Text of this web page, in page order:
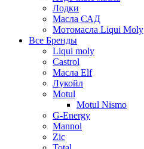
Лодки
Масла САД
Мотомасла Liqui Moly
Все Бренды
Liqui moly
Castrol
Масла Elf
Лукойл
Motul
Motul Nismo
G-Energy
Mannol
Zic